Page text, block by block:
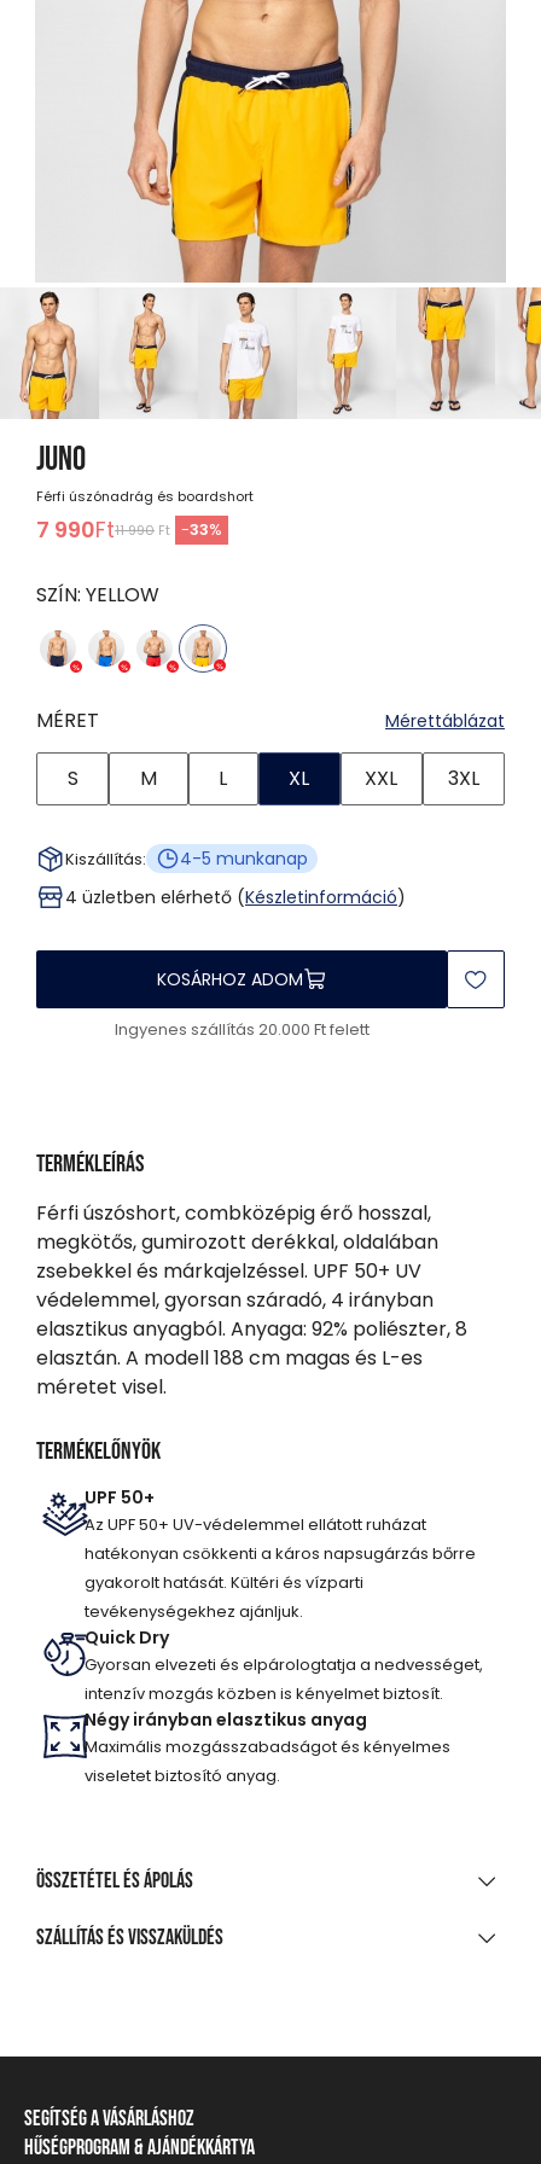
JUNO
Férfi úszónadrág és boardshort
7 990Ft11 990 Ft -33%
SZÍN: YELLOW
MÉRET Mérettáblázat
S M L XL XXL 3XL
Kiszállítás:
4-5 munkanap
4 üzletben elérhető (Készletinformáció)
KOSÁRHOZ ADOM
Ingyenes szállítás 20.000 Ft felett
Termékleírás
Férfi úszóshort, combközépig érő hosszal,
megkötős, gumirozott derékkal, oldalában
zsebekkel és márkajelzéssel. UPF 50+ UV
védelemmel, gyorsan száradó, 4 irányban
elasztikus anyagból. Anyaga: 92% poliészter, 8
elasztán. A modell 188 cm magas és L-es
méretet visel.
Termékelőnyök
UPF 50+
Az UPF 50+ UV-védelemmel ellátott ruházat
hatékonyan csökkenti a káros napsugárzás bőrre
gyakorolt hatását. Kültéri és vízparti
tevékenységekhez ajánljuk.
Quick Dry
Gyorsan elvezeti és elpárologtatja a nedvességet,
intenzív mozgás közben is kényelmet biztosít.
Négy irányban elasztikus anyag
Maximális mozgásszabadságot és kényelmes
viseletet biztosító anyag.
Összetétel és ápolás
ANYAGÖSSZETÉTEL
Nem fehéríthető!
Szállítás és visszaküldés
Csomagpontra, automatába
990 Ft-tól
Segítség a vásárláshoz
Szállítási információ
Hűségprogram & Ajándékkártya